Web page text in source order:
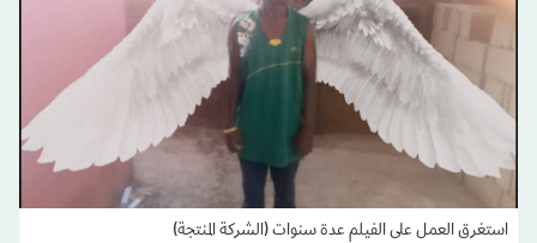
استغرق العمل على الفيلم عدة سنوات (الشركة المنتجة)